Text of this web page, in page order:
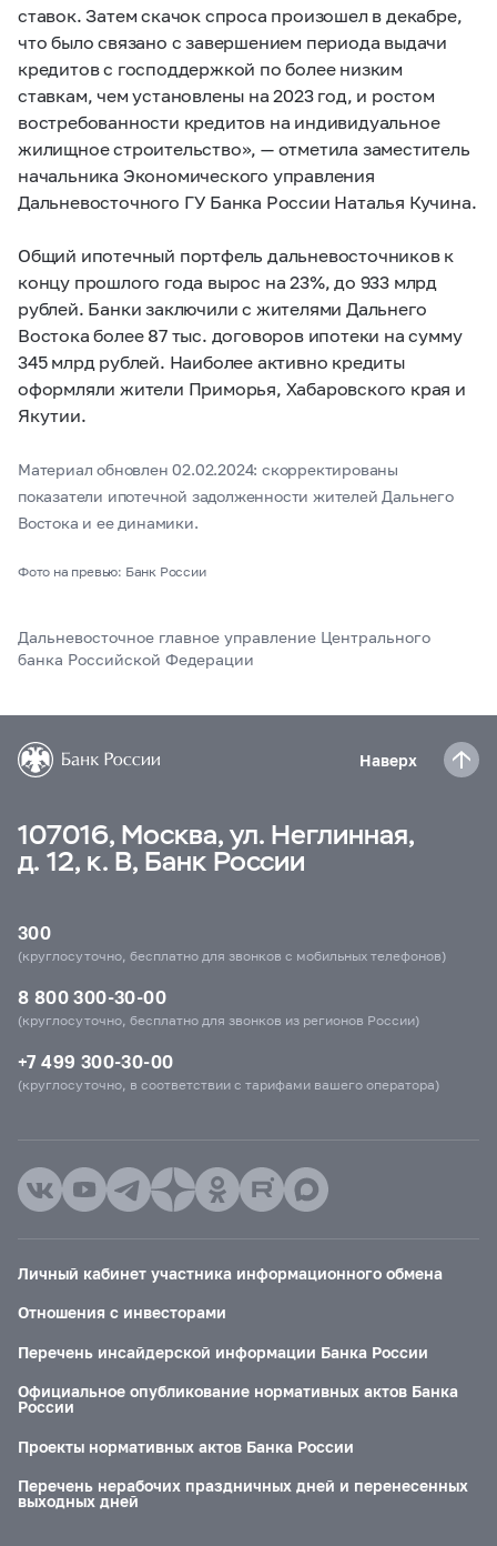
ставок. Затем скачок спроса произошел в декабре,
что было связано с завершением периода выдачи
кредитов с господдержкой по более низким
ставкам, чем установлены на 2023 год, и ростом
востребованности кредитов на индивидуальное
жилищное строительство», — отметила заместитель
начальника Экономического управления
Дальневосточного ГУ Банка России Наталья Кучина.
Общий ипотечный портфель дальневосточников к
концу прошлого года вырос на 23%, до 933 млрд
рублей. Банки заключили с жителями Дальнего
Востока более 87 тыс. договоров ипотеки на сумму
345 млрд рублей. Наиболее активно кредиты
оформляли жители Приморья, Хабаровского края и
Якутии.
Материал обновлен 02.02.2024: скорректированы
показатели ипотечной задолженности жителей Дальнего
Востока и ее динамики.
Фото на превью: Банк России
Дальневосточное главное управление Центрального
банка Российской Федерации
Наверх
107016, Москва, ул. Неглинная,
д. 12, к. В, Банк России
300
(круглосуточно, бесплатно для звонков с мобильных телефонов)
8 800 300-30-00
(круглосуточно, бесплатно для звонков из регионов России)
+7 499 300-30-00
(круглосуточно, в соответствии с тарифами вашего оператора)
Личный кабинет участника информационного обмена
Отношения с инвесторами
Перечень инсайдерской информации Банка России
Официальное опубликование нормативных актов Банка
России
Проекты нормативных актов Банка России
Перечень нерабочих праздничных дней и перенесенных
выходных дней